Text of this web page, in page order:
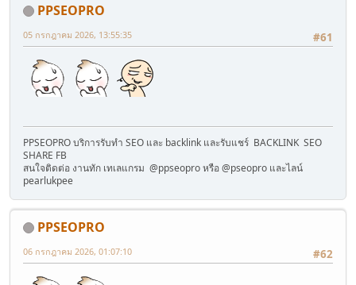
PPSEOPRO
#61
05 กรกฎาคม 2026, 13:55:35
PPSEOPRO บริการรับทำ SEO และ backlink และรับแชร์ BACKLINK SEO
SHARE FB
สนใจติดต่อ งานทัก เทเลแกรม @ppseopro หรือ @pseopro และไลน์
pearlukpee
PPSEOPRO
#62
06 กรกฎาคม 2026, 01:07:10